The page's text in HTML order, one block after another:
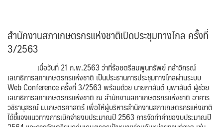
สำนักงานสภาเกษตรกรแห่งชาติเปิดประชุมทางไกล ครั้งที่
3/2563
เมื่อวันที่ 21 ก.พ.2563 ว่าที่ร้อยตรีสมพูนทรัพย์ กล้าวิกรณ์
เลขาธิการสภาเกษตรกรแห่งชาติ เป็นประธานการประชุมทางไกลผ่านระบบ
Web Conference ครั้งที่ 3/2563 พร้อมด้วย นายภาสันต์ นุพาสันต์ ผู้ช่วย
เลขาธิการสภาเกษตรกรแห่งชาติ ณ สำนักงานสภาเกษตรกรแห่งชาติ อาคาร
วชิรานุสรณ์ ม.เกษตรศาสตร์ เพื่อให้ผู้บริหารสำนักงานสภาเกษตรกรแห่งชาติ
ได้ชี้แจงแนวทางการเบิกจ่ายงบประมาณปี 2563 การจัดทำคำของบประมาณปี